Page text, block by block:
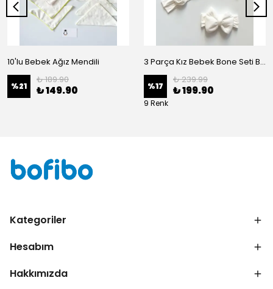
10'lu Bebek Ağız Mendili
%21
₺ 189.90
₺ 149.90
3 Parça Kız Bebek Bone Seti BN02 - Beyaz
%17
₺ 239.99
₺ 199.90
9 Renk
Kategoriler
Hesabım
Hakkımızda